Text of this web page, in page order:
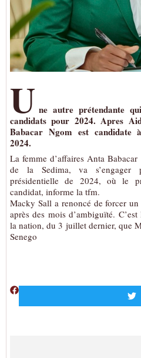
U ne autre prétendante
candidats pour 2024. Apres
Babacar Ngom est candidate
2024.
La femme d’affaires Anta
de la Sedima, va s’engager
présidentielle de 2024, où le
candidat, informe la tfm.
Macky Sall a renoncé de forcer
après des mois d’ambiguïté.
la nation, du 3 juillet dernier, que
Senego